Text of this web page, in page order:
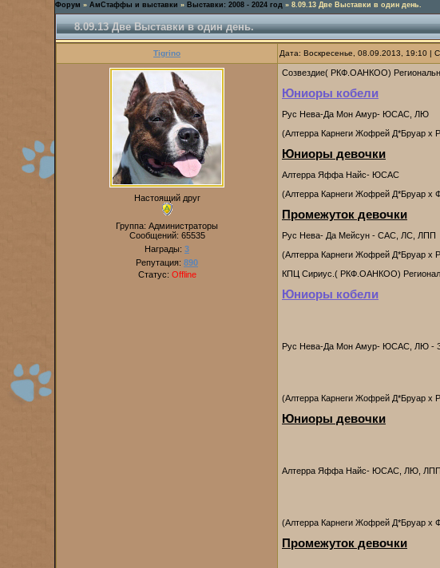
Форум » АмСтаффы и выставки » Выставки: 2008 - 2024 год » 8.09.13 Две Выставки в один день.
8.09.13 Две Выставки в один день.
Tigrino Дата: Воскресенье, 08.09.2013, 19:10 |
Настоящий друг
Группа: Администраторы
Сообщений: 65535
Награды: 3
Репутация: 890
Статус: Offline
Созвездие( РКФ.ОАНКОО)
Юниоры кобели
Рус Нева-Да Мон Амур- ЮСАС, ЛЮ
(Алтерра Карнеги Жофрей Д*Бруар х
Юниоры девочки
Алтерра Яффа Найс- ЮСАС
(Алтерра Карнеги Жофрей Д*Бруар х
Промежуток девочки
Рус Нева- Да Мейсун - САС, ЛС, ЛПП
(Алтерра Карнеги Жофрей Д*Бруар х
КПЦ Сириус.( РКФ.ОАНКОО)
Юниоры кобели
Рус Нева-Да Мон Амур- ЮСАС,
(Алтерра Карнеги Жофрей Д*Бруар х
Юниоры девочки
Алтерра Яффа Найс- ЮСАС, ЛЮ,
(Алтерра Карнеги Жофрей Д*Бруар х
Промежуток девочки